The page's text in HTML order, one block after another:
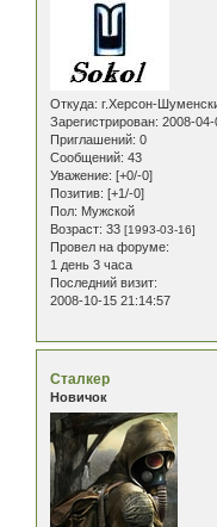
Откуда: г.Херсон-
Зарегистрирован: 2008-04-
Приглашений: 0
Сообщений: 43
Уважение: [+0/-0]
Позитив: [+1/-0]
Пол: Мужской
Возраст: 33 [1993-03-16]
Провел на форуме:
1 день 3 часа
Последний визит:
2008-10-15 21:14:57
Сталкер
Новичок